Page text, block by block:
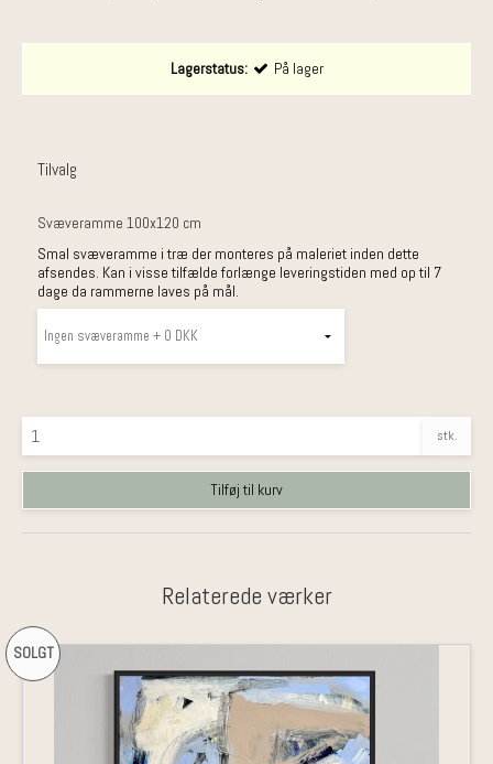
Lagerstatus: På lager
Tilvalg
Svæveramme 100x120 cm
Smal svæveramme i træ der monteres på maleriet inden dette
afsendes. Kan i visse tilfælde forlænge leveringstiden med op til 7
dage da rammerne laves på mål.
stk.
Tilføj til kurv
Relaterede værker
SOLGT